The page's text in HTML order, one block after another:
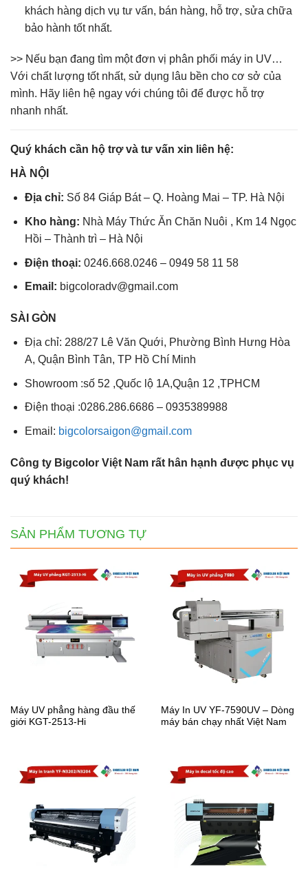
khách hàng dịch vụ tư vấn, bán hàng, hỗ trợ, sửa chữa
bảo hành tốt nhất.
>> Nếu bạn đang tìm một đơn vị phân phối máy in UV…
Với chất lượng tốt nhất, sử dụng lâu bền cho cơ sở của
mình. Hãy liên hệ ngay với chúng tôi để được hỗ trợ
nhanh nhất.
Quý khách cần hộ trợ và tư vấn xin liên hệ:
HÀ NỘI
Địa chỉ: Số 84 Giáp Bát – Q. Hoàng Mai – TP. Hà Nội
Kho hàng: Nhà Máy Thức Ăn Chăn Nuôi , Km 14 Ngọc
Hồi – Thành trì – Hà Nội
Điện thoại: 0246.668.0246 – 0949 58 11 58
Email: bigcoloradv@gmail.com
SÀI GÒN
Địa chỉ: 288/27 Lê Văn Quới, Phường Bình Hưng Hòa
A, Quận Bình Tân, TP Hồ Chí Minh
Showroom :số 52 ,Quốc lộ 1A,Quận 12 ,TPHCM
Điện thoại :0286.286.6686 – 0935389988
Email: bigcolorsaigon@gmail.com
Công ty Bigcolor Việt Nam rất hân hạnh được phục vụ
quý khách!
SẢN PHẨM TƯƠNG TỰ
Máy UV phẳng hàng đầu thế
giới KGT-2513-Hi
Máy In UV YF-7590UV – Dòng
máy bán chạy nhất Việt Nam